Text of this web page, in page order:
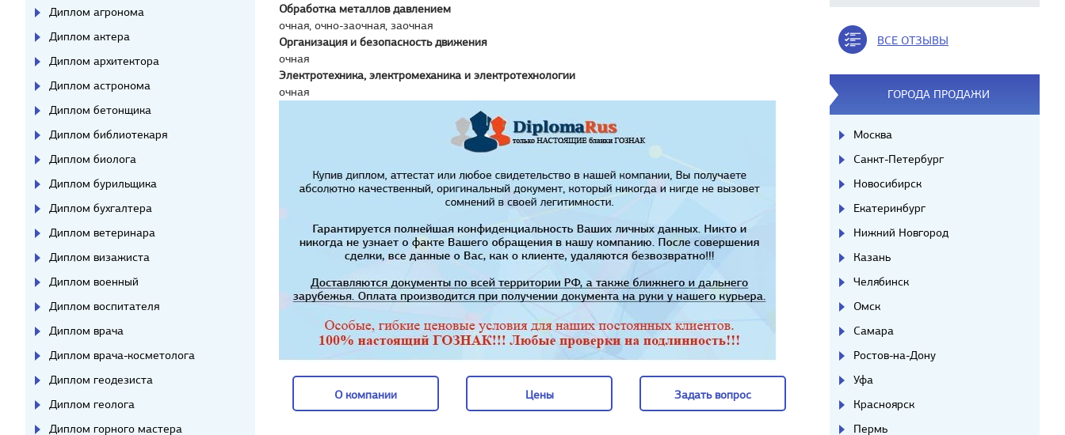
Обработка металлов давлением
очная, очно-заочная, заочная
Организация и безопасность движения
очная
Электротехника, электромеханика и электротехнологии
очная
О компании Цены Задать вопрос
Диплом агронома
Диплом актера
Диплом архитектора
Диплом астронома
Диплом бетонщика
Диплом библиотекаря
Диплом биолога
Диплом бурильщика
Диплом бухгалтера
Диплом ветеринара
Диплом визажиста
Диплом военный
Диплом воспитателя
Диплом врача
Диплом врача-косметолога
Диплом геодезиста
Диплом геолога
Диплом горного мастера
ВСЕ ОТЗЫВЫ
ГОРОДА ПРОДАЖИ
Москва
Санкт-Петербург
Новосибирск
Екатеринбург
Нижний Новгород
Казань
Челябинск
Омск
Самара
Ростов-на-Дону
Уфа
Красноярск
Пермь